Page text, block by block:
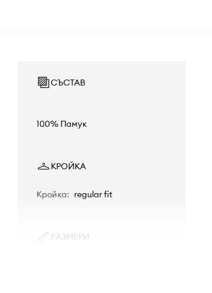
СЪСТАВ
100% Памук
КРОЙКА
Кройка: regular fit
РАЗМЕРИ